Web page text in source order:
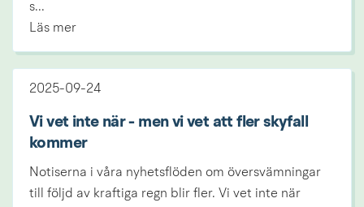
s...
Läs mer
2025-09-24
Vi vet inte när - men vi vet att fler skyfall
kommer
Notiserna i våra nyhetsflöden om översvämningar
till följd av kraftiga regn blir fler. Vi vet inte när